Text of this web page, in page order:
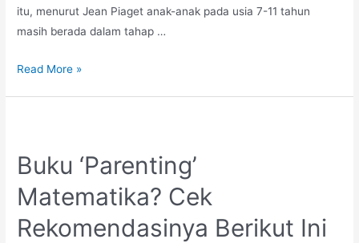
itu, menurut Jean Piaget anak-anak pada usia 7-11 tahun
masih berada dalam tahap …
Stop!
untuk
Belajar
Matematika
Kalau…
Read More »
Buku ‘Parenting’
Matematika? Cek
Rekomendasinya Berikut Ini